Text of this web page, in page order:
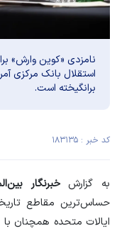
نامزدی «کوین وارش»
استقلال بانک مرکزی
برانگیخته است.
کد خبر : ۱۸۳۱۳۵
به گزارشخبرنگار
حساس‌ترین مقاطع
ایالات متحده همچنان با